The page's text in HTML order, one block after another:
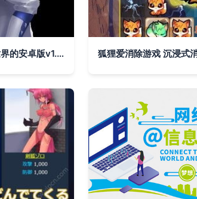
画狐手游官网下载 探索唯美国风世界的安卓版v1.0正式登场